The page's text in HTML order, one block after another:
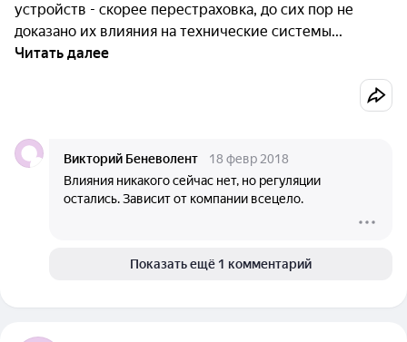
устройств - скорее перестраховка, до сих пор не
доказано их влияния на технические системы...
Читать далее
Викторий Беневолент
18 февр 2018
Влияния никакого сейчас нет, но регуляции
остались. Зависит от компании всецело.
Показать ещё 1 комментарий